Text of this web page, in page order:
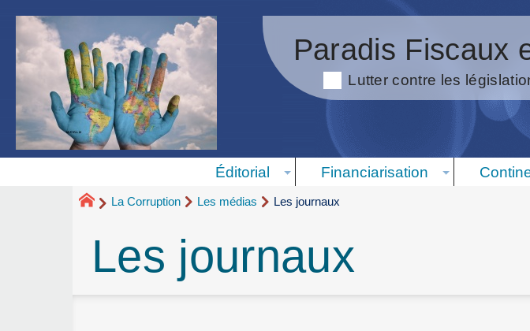
Paradis Fiscaux
Lutter contre les
Éditorial Financiarisation
La Corruption Les médias Les journaux
Les journaux